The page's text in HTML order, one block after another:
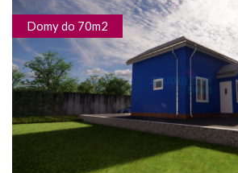
Domy do 70m2